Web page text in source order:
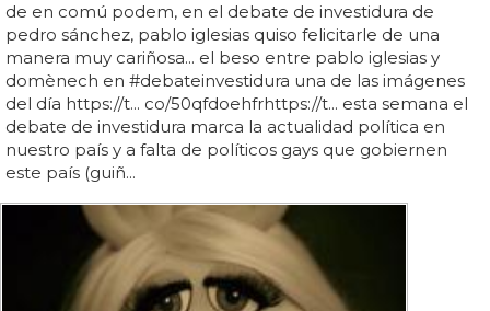
de en comú podem, en el debate de investidura de
pedro sánchez, pablo iglesias quiso felicitarle de una
manera muy cariñosa... el beso entre pablo iglesias y
domènech en #debateinvestidura una de las imágenes
del día https://t... co/50qfdoehfrhttps://t... esta semana el
debate de investidura marca la actualidad política en
nuestro país y a falta de políticos gays que gobiernen
este país (guiñ...